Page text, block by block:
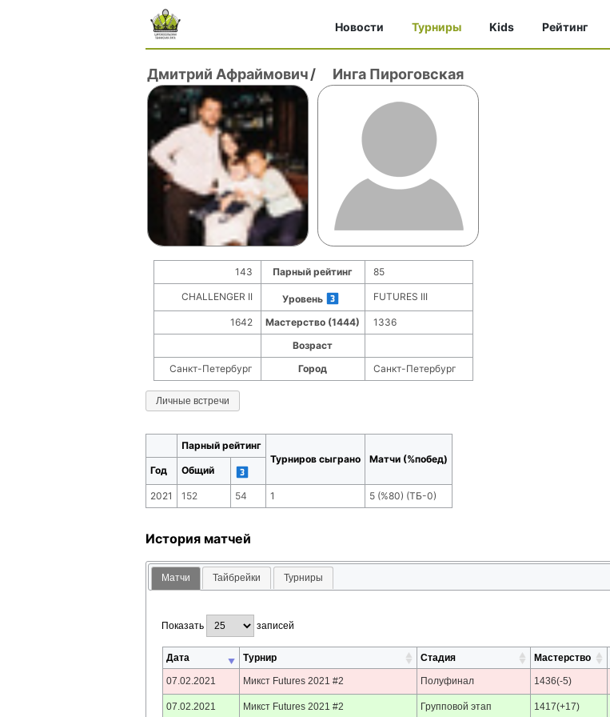
Новости Турниры Kids Рейтинг
Дмитрий Афраймович/ Инга Пироговская
143 Парный рейтинг 85
CHALLENGER II Уровень FUTURES III
1642 Мастерство (1444)
1336
Возраст
Санкт-Петербург
Город Санкт-Петербург
Личные встречи
Парный рейтинг
Турниров сыграно
Матчи (%побед)
Год
Общий
2021 152 54 1 5 (%80) (ТБ-0)
История матчей
Матчи Тайбрейки Турниры
Показать записей
Дата Турнир Стадия Мастерство
07.02.2021 Микст Futures 2021 #2 Полуфинал 1436(-5)
07.02.2021 Микст Futures 2021 #2 Групповой этап 1417(+17)